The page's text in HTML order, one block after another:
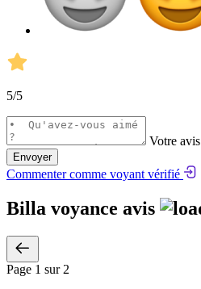
5/5
Votre avis
Envoyer
Commenter comme voyant vérifié
Billa voyance avis
Page 1 sur 2